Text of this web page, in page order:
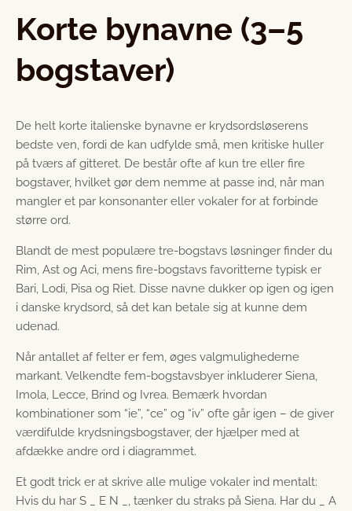
Korte bynavne (3–5
bogstaver)
De helt korte italienske bynavne er krydsordsløserens
bedste ven, fordi de kan udfylde små, men kritiske huller
på tværs af gitteret. De består ofte af kun tre eller fire
bogstaver, hvilket gør dem nemme at passe ind, når man
mangler et par konsonanter eller vokaler for at forbinde
større ord.
Blandt de mest populære tre-bogstavs løsninger finder du
Rim, Ast og Aci, mens fire-bogstavs favoritterne typisk er
Bari, Lodi, Pisa og Riet. Disse navne dukker op igen og igen
i danske krydsord, så det kan betale sig at kunne dem
udenad.
Når antallet af felter er fem, øges valgmulighederne
markant. Velkendte fem-bogstavsbyer inkluderer Siena,
Imola, Lecce, Brind og Ivrea. Bemærk hvordan
kombinationer som “ie”, “ce” og “iv” ofte går igen – de giver
værdifulde krydsningsbogstaver, der hjælper med at
afdække andre ord i diagrammet.
Et godt trick er at skrive alle mulige vokaler ind mentalt:
Hvis du har S _ E N _, tænker du straks på Siena. Har du _ A